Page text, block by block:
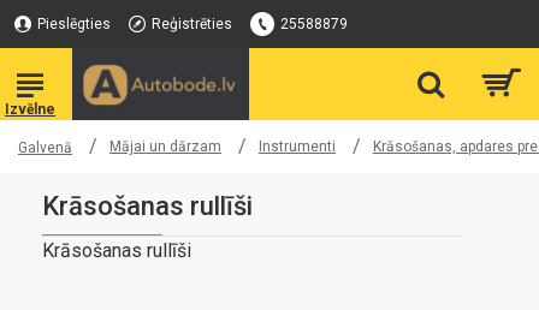
Pieslēgties Reģistrēties 25588879
Galvenā Mājai un dārzam Instrumenti Krāsošanas, apdares
Krāsošanas rullīši
Krāsošanas rullīši